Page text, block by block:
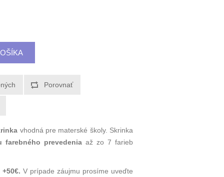
vhodná pre materské školy. Skrinka
farebného prevedenia až zo 7 farieb
+50€.V prípade záujmu prosíme uveďte